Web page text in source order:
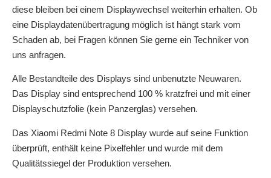
diese bleiben bei einem Displaywechsel weiterhin erhalten. Ob
eine Displaydatenübertragung möglich ist hängt stark vom
Schaden ab, bei Fragen können Sie gerne ein Techniker von
uns anfragen.
Alle Bestandteile des Displays sind unbenutzte Neuwaren.
Das Display sind entsprechend 100 % kratzfrei und mit einer
Displayschutzfolie (kein Panzerglas) versehen.
Das Xiaomi Redmi Note 8 Display wurde auf seine Funktion
überprüft, enthält keine Pixelfehler und wurde mit dem
Qualitätssiegel der Produktion versehen.